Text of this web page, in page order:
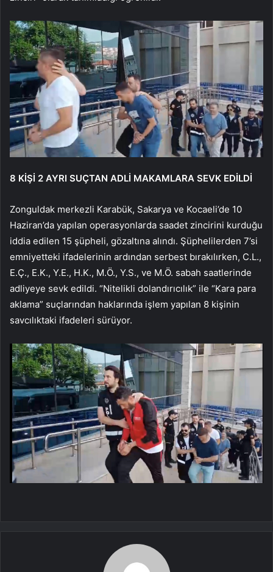
8 KİŞİ 2 AYRI SUÇTAN ADLİ MAKAMLARA SEVK EDİLDİ
Zonguldak merkezli Karabük, Sakarya ve Kocaeli’de 10
Haziran’da yapılan operasyonlarda saadet zincirini kurduğu
iddia edilen 15 şüpheli, gözaltına alındı. Şüphelilerden 7’si
emniyetteki ifadelerinin ardından serbest bırakılırken, C.L.,
E.Ç., E.K., Y.E., H.K., M.Ö., Y.S., ve M.Ö. sabah saatlerinde
adliyeye sevk edildi. “Nitelikli dolandırıcılık” ile “Kara para
aklama” suçlarından haklarında işlem yapılan 8 kişinin
savcılıktaki ifadeleri sürüyor.